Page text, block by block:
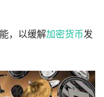
，以缓解加密货币发